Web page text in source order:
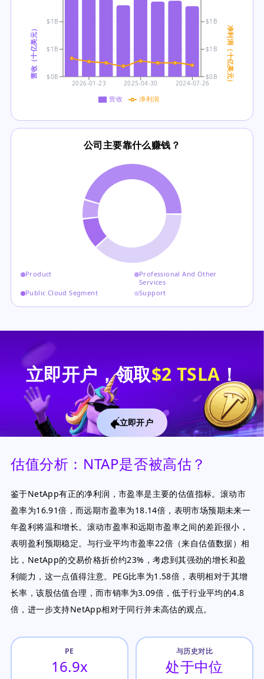
2026-01-23 2025-04-30 2024-07-26
$0B
$1B
$1B
营收（十亿美元） $0B
$1B
$1B
净利润（十亿美元）
营收 净利润
公司主要靠什么赚钱？
Product
Professional And Other
Services
Public Cloud Segment
Support
立即开户，领取$2 TSLA ！
立即开户
估值分析：NTAP是否被高估？
鉴于NetApp有正的净利润，市盈率是主要的估值指标。滚动市
盈率为16.91倍，而远期市盈率为18.14倍，表明市场预期未来一
年盈利将温和增长。滚动市盈率和远期市盈率之间的差距很小，
表明盈利预期稳定。与行业平均市盈率22倍（来自估值数据）相
比，NetApp的交易价格折价约23%，考虑到其强劲的增长和盈
利能力，这一点值得注意。PEG比率为1.58倍，表明相对于其增
长率，该股估值合理，而市销率为3.09倍，低于行业平均的4.8
倍，进一步支持NetApp相对于同行并未高估的观点。
PE
16.9x
与历史对比
处于中位